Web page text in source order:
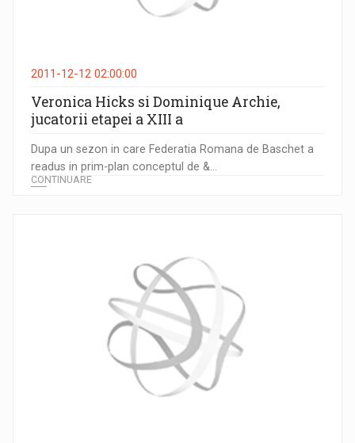
2011-12-12 02:00:00
Veronica Hicks si Dominique Archie,
jucatorii etapei a XIII a
Dupa un sezon in care Federatia Romana de Baschet a
readus in prim-plan conceptul de &...
CONTINUARE